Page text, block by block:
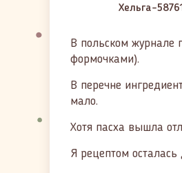
Хельга-
В польском журнале
формочками).
В перечне
мало.
Хотя пасха вышла
Я рецептом осталась